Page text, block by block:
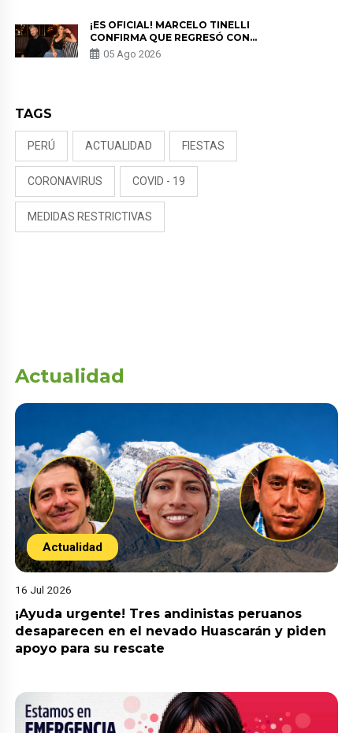
¡ES OFICIAL! MARCELO TINELLI
CONFIRMA QUE REGRESÓ CON
MILETT FIGUEROA: “EL AMOR
PUDO MÁS”
05 Ago 2026
TAGS
PERÚ ACTUALIDAD FIESTAS
CORONAVIRUS COVID - 19
MEDIDAS RESTRICTIVAS
Actualidad
Actualidad
16 Jul 2026
¡Ayuda urgente! Tres andinistas peruanos
desaparecen en el nevado Huascarán y piden
apoyo para su rescate